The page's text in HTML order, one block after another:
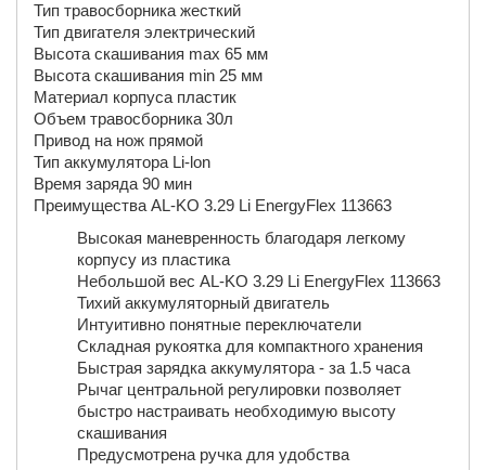
Тип травосборника жесткий
Тип двигателя электрический
Высота скашивания max 65 мм
Высота скашивания min 25 мм
Материал корпуса пластик
Объем травосборника 30л
Привод на нож прямой
Тип аккумулятора Li-lon
Время заряда 90 мин
Преимущества AL-KO 3.29 Li EnergyFlex 113663
Высокая маневренность благодаря легкому
корпусу из пластика
Небольшой вес AL-KO 3.29 Li EnergyFlex 113663
Тихий аккумуляторный двигатель
Интуитивно понятные переключатели
Складная рукоятка для компактного хранения
Быстрая зарядка аккумулятора - за 1.5 часа
Рычаг центральной регулировки позволяет
быстро настраивать необходимую высоту
скашивания
Предусмотрена ручка для удобства